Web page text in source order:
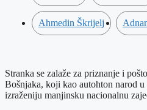
Ahmedin Škrijelj
Stranka se zalaže za priznanje i
Bošnjaka, koji kao autohton narod
izraženiju manjinsku nacionalnu